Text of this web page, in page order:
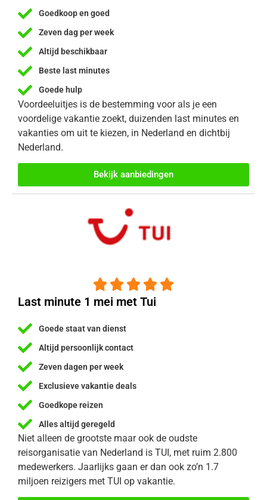
Goedkoop en goed
Zeven dag per week
Altijd beschikbaar
Beste last minutes
Goede hulp
Voordeeluitjes is de bestemming voor als je een
voordelige vakantie zoekt, duizenden last minutes en
vakanties om uit te kiezen, in Nederland en dichtbij
Nederland.
Bekijk aanbiedingen
    
Last minute 1 mei met Tui
Goede staat van dienst
Altijd persoonlijk contact
Zeven dagen per week
Exclusieve vakantie deals
Goedkope reizen
Alles altijd geregeld
Niet alleen de grootste maar ook de oudste
reisorganisatie van Nederland is TUI, met ruim 2.800
medewerkers. Jaarlijks gaan er dan ook zo’n 1.7
miljoen reizigers met TUI op vakantie.